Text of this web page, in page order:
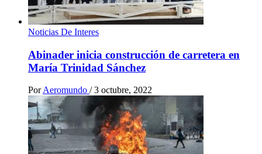
Noticias De Interes
Abinader inicia construcción de carretera en
María Trinidad Sánchez
Por Aeromundo / 3 octubre, 2022